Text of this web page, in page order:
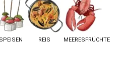
REIS MEERESFRÜCHTE